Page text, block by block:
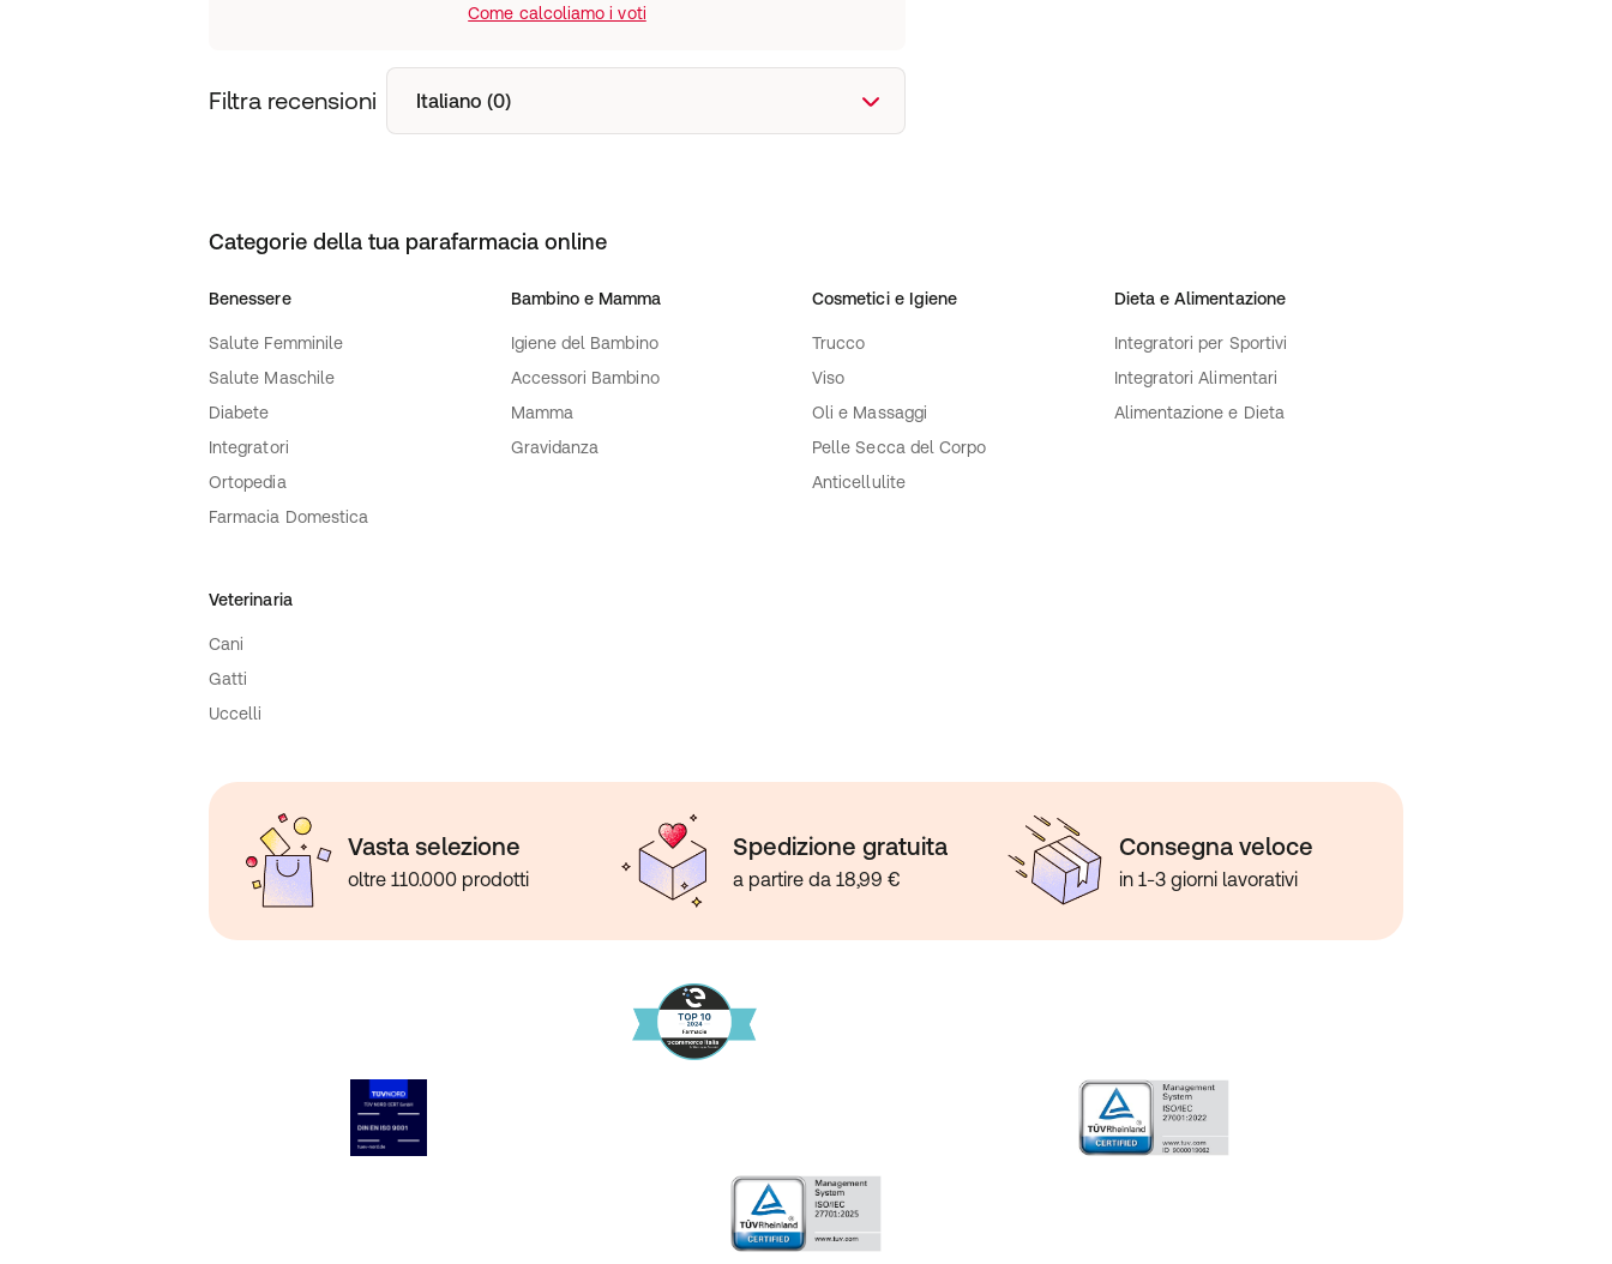
Come calcoliamo i voti
Filtra recensioni Italiano (0)
Categorie della tua parafarmacia online
Benessere
Salute Femminile
Salute Maschile
Diabete
Integratori
Ortopedia
Farmacia Domestica
Bambino e Mamma
Igiene del Bambino
Accessori Bambino
Mamma
Gravidanza
Cosmetici e Igiene
Trucco
Viso
Oli e Massaggi
Pelle Secca del Corpo
Anticellulite
Dieta e Alimentazione
Integratori per Sportivi
Integratori Alimentari
Alimentazione e Dieta
Veterinaria
Cani
Gatti
Uccelli
Vasta selezione
oltre 110.000 prodotti
Spedizione gratuita
a partire da 18,99 €
Consegna veloce
in 1-3 giorni lavorativi